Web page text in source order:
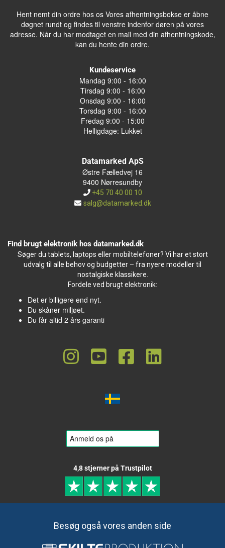
Hent nemt din ordre hos os Vores afhentningsbokse er åbne
døgnet rundt og findes til venstre indenfor døren på vores
adresse. Når du har modtaget en mail med din afhentningskode,
kan du hente din ordre.
Kundeservice
Mandag 9:00 - 16:00
Tirsdag 9:00 - 16:00
Onsdag 9:00 - 16:00
Torsdag 9:00 - 16:00
Fredag 9:00 - 15:00
Helligdage: Lukket
Datamarked ApS
Østre Fælledvej 16
9400 Nørresundby
+45 70 40 00 10
salg@datamarked.dk
Find brugt elektronik hos datamarked.dk
Søger du tablets, laptops eller mobiltelefoner? Vi har et stort
udvalg til alle behov og budgetter – fra nyere modeller til
nostalgiske klassikere.
Fordele ved brugt elektronik:
Det er billigere end nyt.
Du skåner miljøet.
Du får altid 2 års garanti
4,8 stjerner på Trustpilot
Besøg også vores anden side